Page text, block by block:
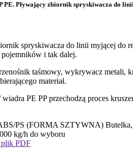
PE. Pływający zbiornik spryskiwacza do
spryskiwacza do linii myjącej
i tak dalej.
taśmowy, wykrywacz metali,
materiał.
PE PP przechodzą proces
PS (FORMA SZTYWNA)
kg/h do wyboru
plik PDF